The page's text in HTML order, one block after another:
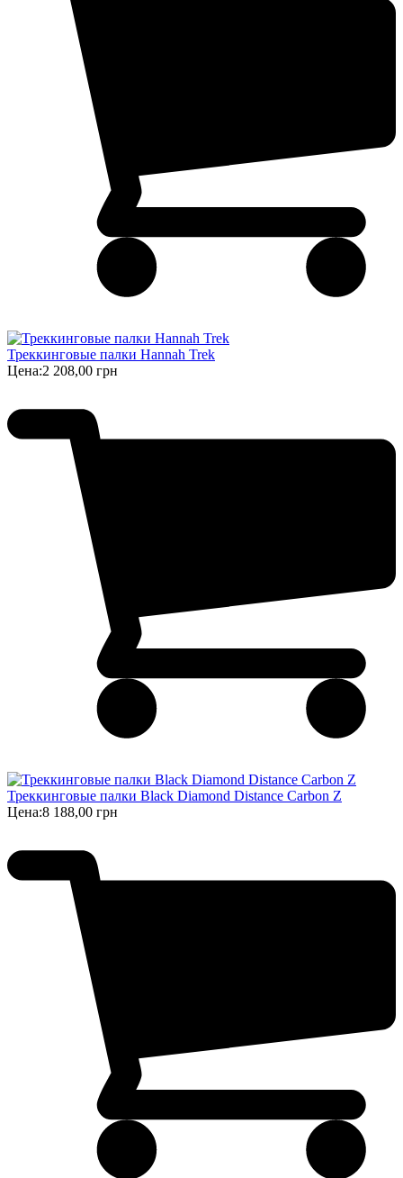
Треккинговые палки Hannah Trek
Цена:2 208,00 грн
Треккинговые палки Black Diamond Distance Carbon Z
Цена:8 188,00 грн